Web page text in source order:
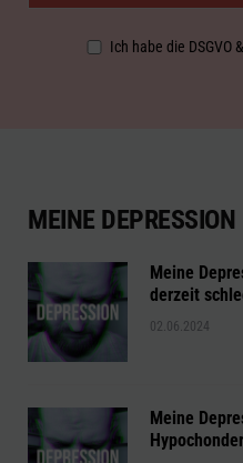
Ich habe die DSGVO
MEINE DEPRESSION
Meine
derzeit
02.06.2024
Meine